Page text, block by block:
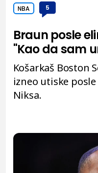
NBA 5
Braun posle
"Kao da sam
Košarkaš Boston
izneo utiske
Niksa.